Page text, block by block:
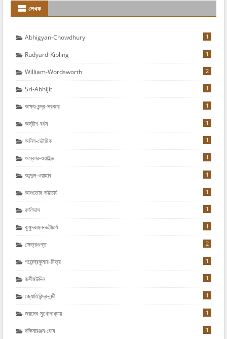
লেখক
Abhigyan-Chowdhury 1
Rudyard-Kipling 1
William-Wordsworth 2
Sri-Abhijit 1
অক্ষয়-চন্দ্র-সরকার 1
অদ্রীশ-বর্ধন 1
অনিল-ভৌমিক 1
অস্কার-ওয়াইল্ড 1
আব্দুল-ওয়াহাব 1
আশুতোষ-ভট্টাচার্য 1
কালিদাস 1
কুমুদরঞ্জন-ভট্টাচার্য 1
ক্ষেত্রগুপ্ত 2
গজেন্দ্রকুমার-মিত্র 1
জসীমউদ্দিন 1
জ্যোতিরিন্দ্র-নন্দী 1
জয়দেব-মুখোপাধ্যায় 1
দক্ষিনারঞ্জন-ঘোষ 1